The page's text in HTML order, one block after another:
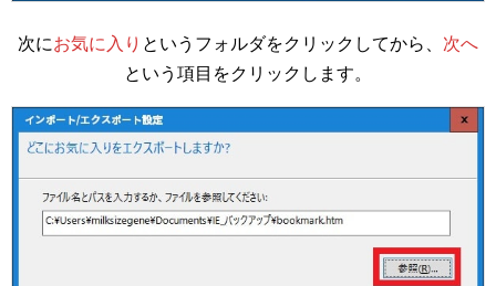
次にお気に入り というフォルダをクリックしてから、 次へ
という項目をクリックします。